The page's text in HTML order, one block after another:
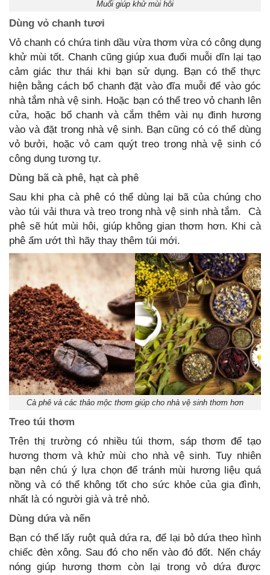
Muối giúp khử mùi hôi
Dùng vỏ chanh tươi
Vỏ chanh có chứa tinh dầu vừa thơm vừa có công dụng
khử mùi tốt. Chanh cũng giúp xua đuổi muỗi dĩn lại tạo
cảm giác thư thái khi bạn sử dụng. Bạn có thể thực
hiện bằng cách bổ chanh đặt vào đĩa muỗi để vào góc
nhà tắm nhà vệ sinh. Hoặc bạn có thể treo vỏ chanh lên
cửa, hoặc bổ chanh và cắm thêm vài nụ đinh hương
vào và đặt trong nhà vệ sinh. Bạn cũng có có thể dùng
vỏ bưởi, hoặc vỏ cam quýt treo trong nhà vệ sinh có
công dụng tương tự.
Dùng bã cà phê, hạt cà phê
Sau khi pha cà phê có thể dùng lại bã của chúng cho
vào túi vải thưa và treo trong nhà vệ sinh nhà tắm. Cà
phê sẽ hút mùi hôi, giúp không gian thơm hơn. Khi cà
phê ẩm ướt thì hãy thay thêm túi mới.
Cà phê và các thảo mộc thơm giúp cho nhà vệ sinh thơm hơn
Treo túi thơm
Trên thị trường có nhiều túi thơm, sáp thơm để tạo
hương thơm và khử mùi cho nhà vệ sinh. Tuy nhiên
bạn nên chú ý lựa chọn để tránh mùi hương liệu quá
nồng và có thể không tốt cho sức khỏe của gia đình,
nhất là có người già và trẻ nhỏ.
Dùng dứa và nến
Bạn có thể lấy ruột quả dứa ra, để lại bỏ dứa theo hình
chiếc đèn xông. Sau đó cho nến vào đó đốt. Nến cháy
nóng giúp hương thơm còn lại trong vỏ dứa được